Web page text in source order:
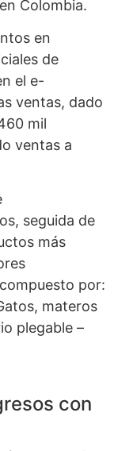
Colombia.
en
de
el e-
ventas, dado
mil
ventas a
seguida de
más
por:
materos
plegable –
con